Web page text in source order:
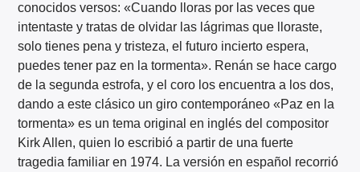
conocidos versos: «Cuando lloras por las veces que
intentaste y tratas de olvidar las lágrimas que lloraste,
solo tienes pena y tristeza, el futuro incierto espera,
puedes tener paz en la tormenta». Renán se hace cargo
de la segunda estrofa, y el coro los encuentra a los dos,
dando a este clásico un giro contemporáneo «Paz en la
tormenta» es un tema original en inglés del compositor
Kirk Allen, quien lo escribió a partir de una fuerte
tragedia familiar en 1974. La versión en español recorrió